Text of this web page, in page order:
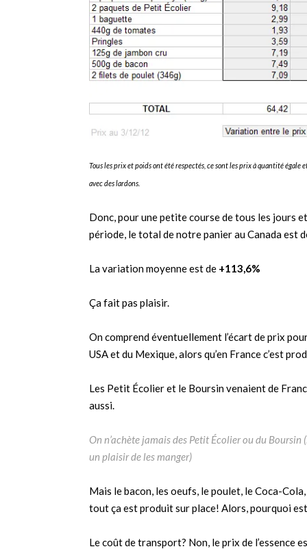
Tous les prix et poids ont été respectés, ce sont les prix à quantité égale
avec des lardons.
Donc, pour une petite course de tous les jours
période, le total de notre panier au Canada est
La variation moyenne est de +113,6%
Ça fait pas plaisir.
On comprend éventuellement l’écart de prix
USA et du Mexique, alors qu’en France c’est
Les Petit Écolier et le Boursin venaient de
aussi.
On n’achète jamais des Petit Écolier ou du
un plaisir de les manger)
Mais le bacon, les oeufs, le poulet, le Coca-
tout ça est produit sur place! Alors, pourquoi
Le coût de transport? Non, le prix de l’essence